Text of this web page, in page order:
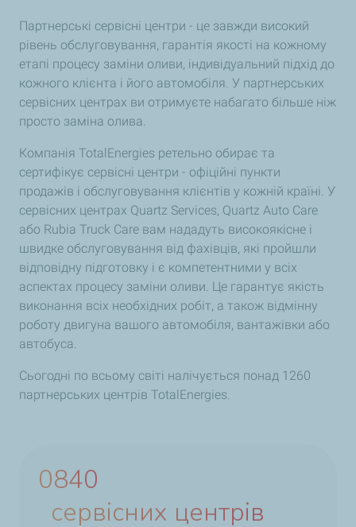
Партнерські сервісні центри - це завжди високий
рівень обслуговування, гарантія якості на кожному
етапі процесу заміни оливи, індивідуальний підхід до
кожного клієнта і його автомобіля. У партнерських
сервісних центрах ви отримуєте набагато більше ніж
просто заміна олива.
Компанія TotalEnergies ретельно обирає та
сертифікує сервісні центри - офіційні пункти
продажів і обслуговування клієнтів у кожній країні. У
сервісних центрах Quartz Services, Quartz Auto Care
або Rubia Truck Care вам нададуть високоякісне і
швидке обслуговування від фахівців, які пройшли
відповідну підготовку і є компетентними у всіх
аспектах процесу заміни оливи. Це гарантує якість
виконання всіх необхідних робіт, а також відмінну
роботу двигуна вашого автомобіля, вантажівки або
автобуса.
Сьогодні по всьому світі налічується понад 1260
партнерських центрів TotalEnergies.
0973
сервісних центрів